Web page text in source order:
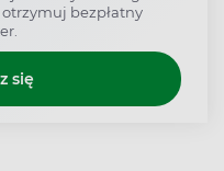
bezpłatny
się